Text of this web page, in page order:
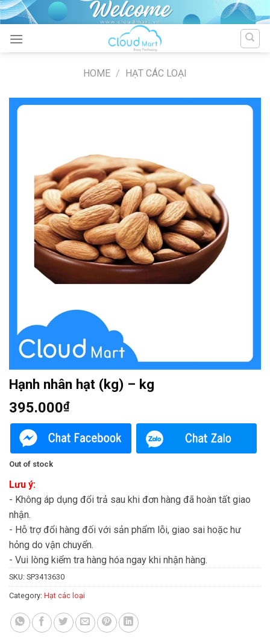
Skip
to
content
HOME / HẠT CÁC LOẠI
Hạnh nhân hạt (kg) – kg
395.000₫
Out of stock
Lưu ý:
- Không áp dụng đổi trả sau khi đơn hàng đã hoàn tất giao
nhận.
- Hỗ trợ đổi hàng đối với sản phẩm lỗi, giao sai hoặc hư
hỏng do vận chuyển.
- Vui lòng kiểm tra hàng hóa ngay khi nhận hàng.
SKU: SP3413630
Category: Hạt các loại